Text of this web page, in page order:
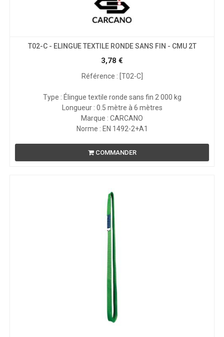
T02-C - ELINGUE TEXTILE RONDE SANS FIN - CMU 2T
3,78 €
Référence : [T02-C]
Type : Élingue textile ronde sans fin 2 000 kg
Longueur : 0.5 mètre à 6 mètres
Marque : CARCANO
Norme : EN 1492-2+A1
COMMANDER